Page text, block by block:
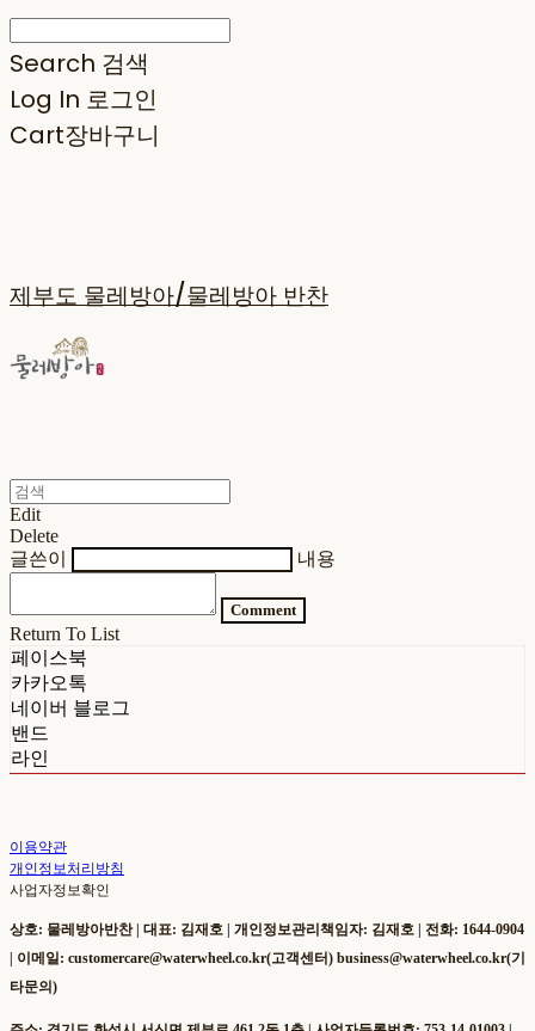
Search 검색
Log In 로그인
Cart장바구니
제부도 물레방아/물레방아 반찬
Edit
Delete
글쓴이
내용
Comment
Return To List
페이스북
카카오톡
네이버 블로그
밴드
라인
이용약관
개인정보처리방침
사업자정보확인
상호: 물레방아반찬 | 대표: 김재호 | 개인정보관리책임자: 김재호 | 전화: 1644-0904
| 이메일: customercare@waterwheel.co.kr(고객센터) business@waterwheel.co.kr(기
타문의)